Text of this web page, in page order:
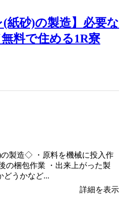
(紙砂)の製造】必要な
料で住める1R寮
製造◇ ・原料を機械に投入作
の梱包作業 ・出来上がった製
どうかなど...
詳細を表示